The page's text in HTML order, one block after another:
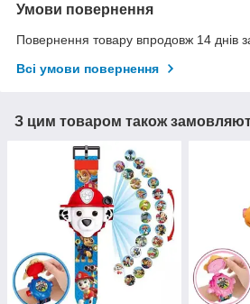
Умови повернення
Повернення товару впродовж 14 днів
Всі умови повернення
З цим товаром також